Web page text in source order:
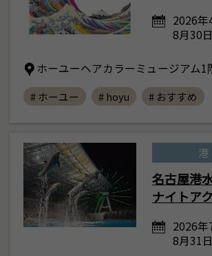
2026
8月30
ホーユーヘアカラーミュージアム1
# ホーユー # hoyu # おすすめ
港
名古屋港
ナイトア
2026
8月31